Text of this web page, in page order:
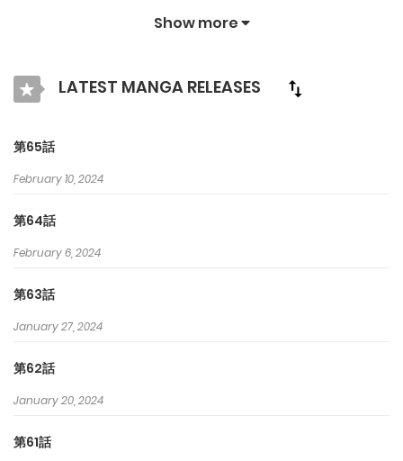
れ、ただただ幸せになれるように、最強の傭兵「ミール」として
するはずのイケメン登場人物たちが、原作とは違い、なぜか自分
にまとわりつくようになり…？
Show more
LATEST MANGA RELEASES
第65話
February 10, 2024
第64話
February 6, 2024
第63話
January 27, 2024
第62話
January 20, 2024
第61話